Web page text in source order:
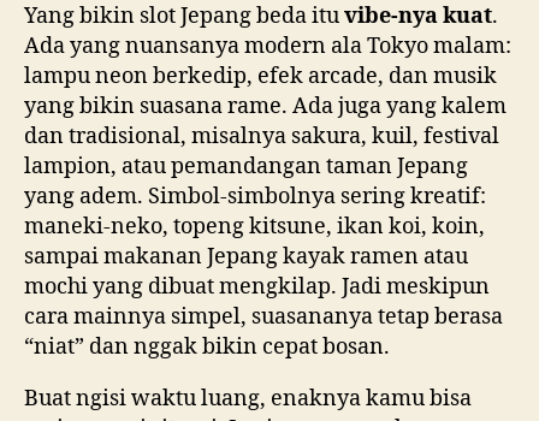
Yang bikin slot Jepang beda ituvibe-nya kuat.
Ada yang nuansanya modern ala Tokyo malam:
lampu neon berkedip, efek arcade, dan musik
yang bikin suasana rame. Ada juga yang kalem
dan tradisional, misalnya sakura, kuil, festival
lampion, atau pemandangan taman Jepang
yang adem. Simbol-simbolnya sering kreatif:
maneki-neko, topeng kitsune, ikan koi, koin,
sampai makanan Jepang kayak ramen atau
mochi yang dibuat mengkilap. Jadi meskipun
cara mainnya simpel, suasananya tetap berasa
“niat” dan nggak bikin cepat bosan.
Buat ngisi waktu luang, enaknya kamu bisa